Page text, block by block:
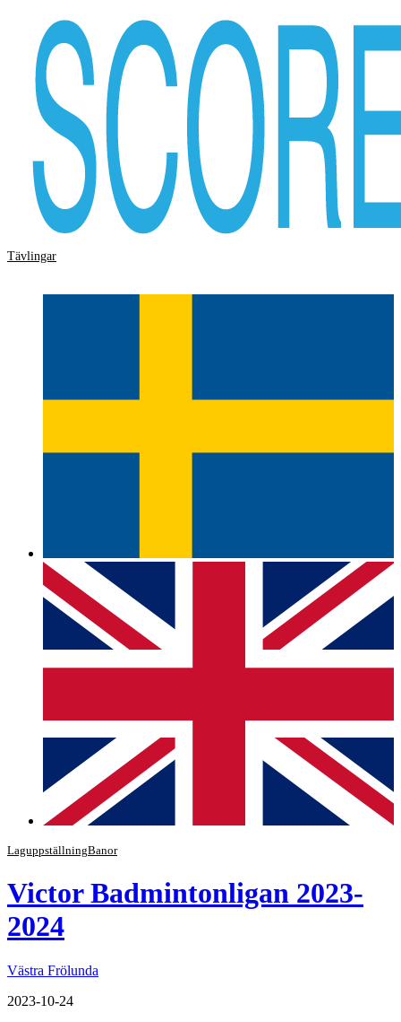
Tävlingar
LaguppställningBanor
Victor Badmintonligan 2023-
2024
Västra Frölunda
2023-10-24